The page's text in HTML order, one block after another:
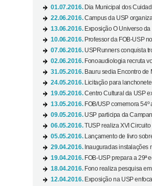
01.07.2016. Dia Municipal dos
22.06.2016.Campus da USP
13.06.2016. Exposição O Universo
10.06.2016. Professor da FOB-USP
07.06.2016. USPRunners conquista
02.06.2016. Fonoaudiologia recruta
31.05.2016. Bauru sedia Encontro de
24.05.2016.
Licitação para
19.05.2016.Centro Cultural da USP
13.05.2016. FOB/USP comemora
09.05.2016. USP participa da
06.05.2016.TUSP realiza XVI Circuito
05.05.2016.
Lançamento de livro
29.04.2016. Inauguradas instalações
19.04.2016. FOB-USP prepara a 29ª
18.04.2016. Fono realiza pesquisa
12.04.2016. Exposição na USP